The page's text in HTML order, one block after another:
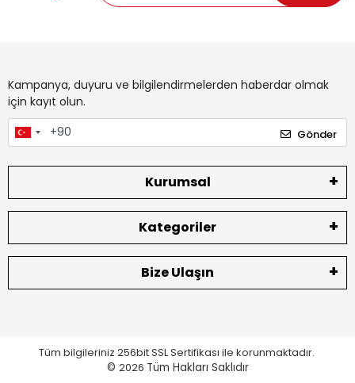
Kampanya, duyuru ve bilgilendirmelerden haberdar olmak
için kayıt olun.
Gönder
Kurumsal
Kategoriler
Bize Ulaşın
Tüm bilgileriniz 256bit SSL Sertifikası ile korunmaktadır.
© 2026 Tüm Hakları Saklıdır